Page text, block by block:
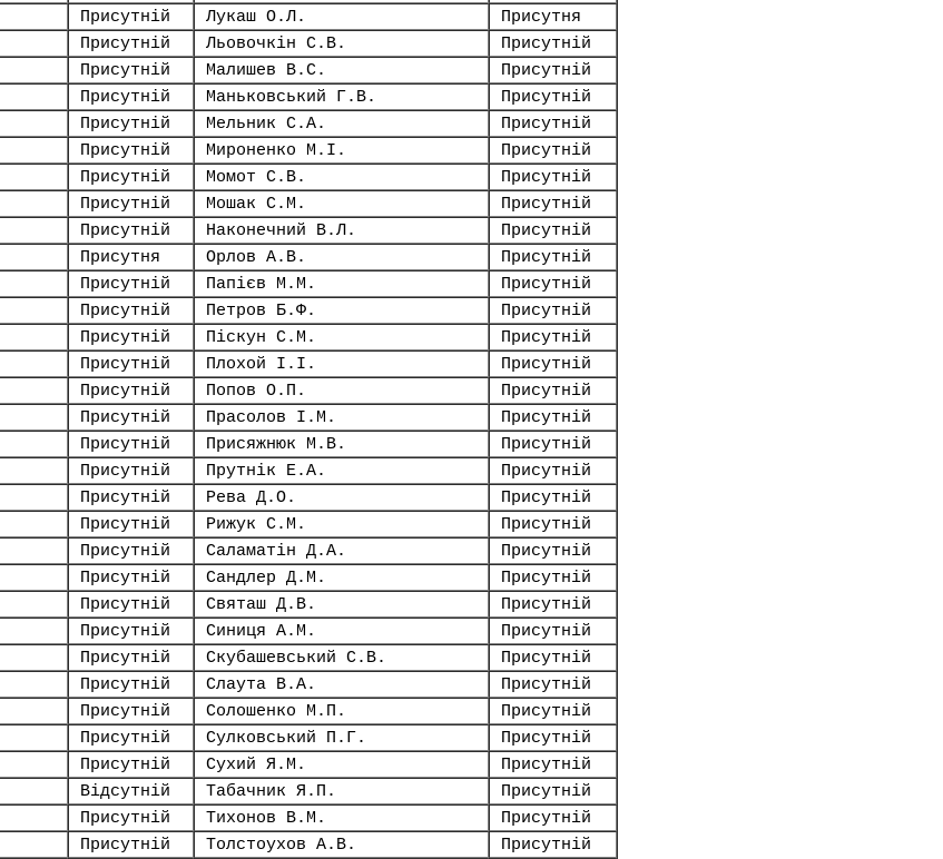
Присутній Лукаш О.Л.
Присутня
Присутній Льовочкін С.В.
Присутній
Присутній Малишев В.С.
Присутній
Присутній Маньковський Г.В.
Присутній
Присутній Мельник С.А.
Присутній
Присутній Мироненко М.І.
Присутній
Присутній Момот С.В.
Присутній
Присутній Мошак С.М.
Присутній
Присутній Наконечний В.Л.
Присутній
Присутня Орлов А.В.
Присутній
Присутній Папієв М.М.
Присутній
Присутній Петров Б.Ф.
Присутній
Присутній Піскун С.М.
Присутній
Присутній Плохой І.І.
Присутній
Присутній Попов О.П.
Присутній
Присутній Прасолов І.М.
Присутній
Присутній Присяжнюк М.В.
Присутній
Присутній Прутнік Е.А.
Присутній
Присутній Рева Д.О.
Присутній
Присутній Рижук С.М.
Присутній
Присутній Саламатін Д.А.
Присутній
Присутній Сандлер Д.М.
Присутній
Присутній Святаш Д.В.
Присутній
Присутній Синиця А.М.
Присутній
Присутній Скубашевський С.В.
Присутній
Присутній Слаута В.А.
Присутній
Присутній Солошенко М.П.
Присутній
Присутній Сулковський П.Г.
Присутній
Присутній Сухий Я.М.
Присутній
Відсутній Табачник Я.П.
Присутній
Присутній Тихонов В.М.
Присутній
Присутній Толстоухов А.В.
Присутній